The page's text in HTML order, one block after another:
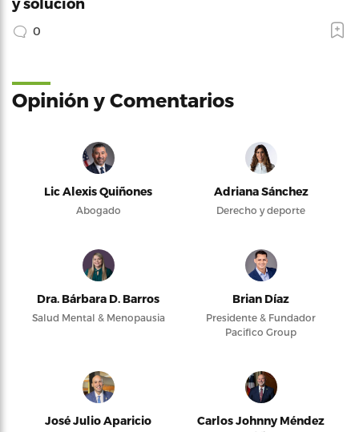
0
Opinión y Comentarios
Lic Alexis Quiñones
Abogado
Adriana Sánchez
Derecho y deporte
Dra. Bárbara D. Barros
Salud Mental & Menopausia
Brian Díaz
Presidente & Fundador
Pacifico Group
José Julio Aparicio
Carlos Johnny Méndez